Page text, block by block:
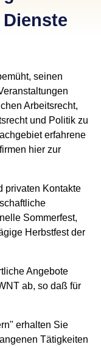
seinen
Arbeitsrecht,
und Politik zu
erfahrene
hier zur
privaten Kontakte
Sommerfest,
Herbstfest der
Angebote
ab, so daß für
erhalten Sie
Tätigkeiten